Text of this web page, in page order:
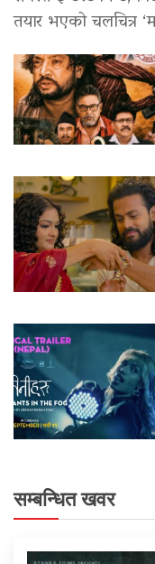
तयार भएको चलचित्र
सम्बन्धित खवर